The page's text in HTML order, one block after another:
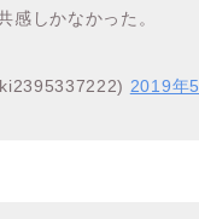
感しかなかった。
2019年